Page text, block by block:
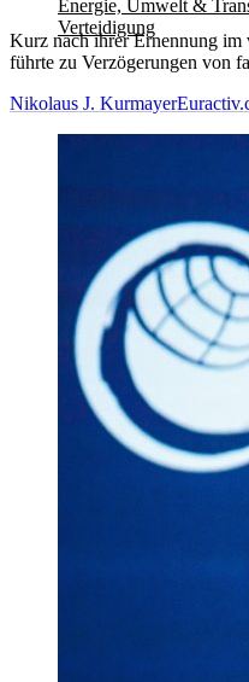
Energie, Umwelt &
Verteidigung
Kurz nach ihrer Ernennung im
führte zu Verzögerungen von
Nikolaus J. Kurmayer